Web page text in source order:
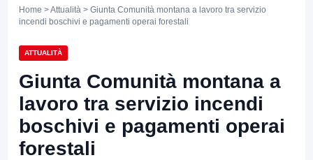
Home >Attualità > Giunta Comunità montana a lavoro tra servizio
incendi boschivi e pagamenti operai forestali
ATTUALITÀ
Giunta Comunità montana a
lavoro tra servizio incendi
boschivi e pagamenti operai
forestali